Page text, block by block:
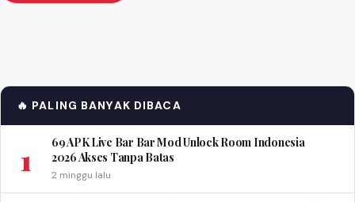
🔥 PALING BANYAK DIBACA
1
69 APK Live Bar Bar Mod Unlock Room Indonesia
2026 Akses Tanpa Batas
2 minggu lalu